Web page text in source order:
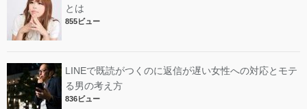
とは
855ビュー
LINEで既読がつくのに返信が遅い女性への対応とモテ
る男の考え方
836ビュー